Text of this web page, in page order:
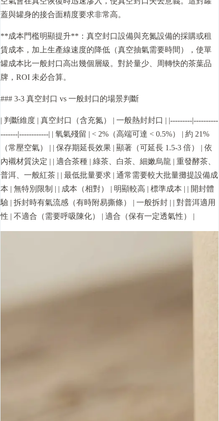
蓋與罐身的接合面精度要求非常高。
**成本門檻明顯提升**：真空封口設備與充氮設備的採購或租
賃成本，加上生產線速度的降低（真空抽氣需要時間），使單
罐成本比一般封口高出幾個層級。對於量少、周轉快的茶葉品
牌，ROI 未必合算。
### 3-3 真空封口 vs 一般封口的場景判斷
| 判斷維度 | 真空封口（含充氮） | 一般熱封封口 | |---------|----------
-------|------------| | 氧氣殘留 | < 2%（高端可達 < 0.5%） | 約 21%
（常壓空氣） | | 保存期延長效果 | 顯著（可延長 1.5-3 倍） | 依
內襯材質決定 | | 適合茶種 | 綠茶、白茶、細嫩烏龍 | 重發酵茶、
普洱、一般紅茶 | | 最低批量要求 | 通常需要較大批量攤提設備成
本 | 無特別限制 | | 成本（相對） | 明顯較高 | 標準成本 | | 開封體
驗 | 拆封時有氣流感（有時附易撕條） | 一般拆封 | | 對普洱適用
性 | 不適合（需要呼吸陳化） | 適合（保有一定透氣性） |